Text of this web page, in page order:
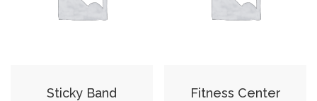
Sticky Band Fitness Center